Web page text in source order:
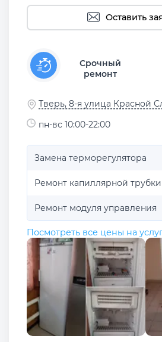
Оставить
Срочный
ремонт
Тверь, 8-я улица Красной
пн-вс 10:00-22:00
Замена терморегулятора
Ремонт капиллярной трубки
Ремонт модуля управления
Посмотреть все цены на